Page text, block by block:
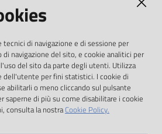
dalla direttiva
CE e dal d.lgs. 36/2006
di navigazione e di sessione per
navigazione del sito, e cookie analitici per
del sito da parte degli utenti. Utilizza
dell'utente per fini statistici. I cookie di
abilitarli o meno cliccando sul pulsante
saperne di più su come disabilitare i cookie
consulta la nostraCookie Policy.